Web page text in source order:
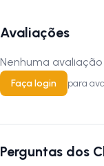
R:As arruelas curvas
em diferentes
paralela à pista de
4. Ela faz barulho ao
uma frenagem
Avaliações
Nenhuma
Faça login para
Perguntas dos